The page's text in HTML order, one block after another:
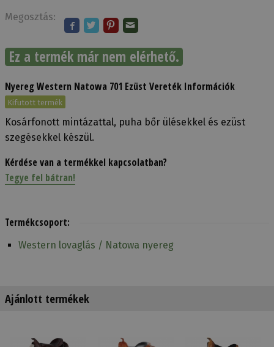
Megosztás:
Ez a termék már nem elérhető.
Nyereg Western Natowa 701 Ezüst Vereték Információk
Kifutott termék
Kosárfonott mintázattal, puha bőr ülésekkel és ezüst
szegésekkel készül.
Kérdése van a termékkel kapcsolatban?
Tegye fel bátran!
Termékcsoport:
Western lovaglás / Natowa nyereg
Ajánlott termékek